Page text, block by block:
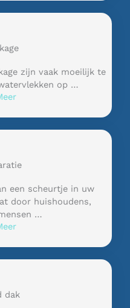
zijn vaak moeilijk te
op …
een scheurtje in uw
door huishoudens,
…
dak